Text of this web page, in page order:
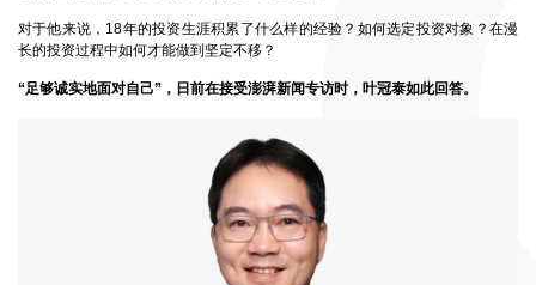
对于他来说，18年的投资生涯积累了什么样的经验？如何选定投资对象？在漫
长的投资过程中如何才能做到坚定不移？
“足够诚实地面对自己”，日前在接受澎湃新闻专访时，叶冠泰如此回答。